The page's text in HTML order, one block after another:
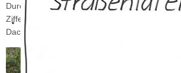
Durch die Feuerwehr Einheit Hülchrath/
Zifferblatt im Rahmen einer Übung mit der
Dachrinne geborgen.